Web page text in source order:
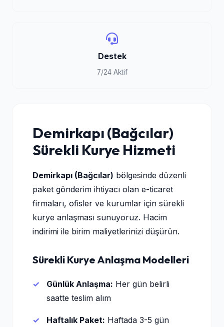
Destek
7/24 Aktif
Demirkapı (Bağcılar)
Sürekli Kurye Hizmeti
Demirkapı (Bağcılar) bölgesinde düzenli
paket gönderim ihtiyacı olan e-ticaret
firmaları, ofisler ve kurumlar için sürekli
kurye anlaşması sunuyoruz. Hacim
indirimi ile birim maliyetlerinizi düşürün.
Sürekli Kurye Anlaşma Modelleri
Günlük Anlaşma: Her gün belirli
saatte teslim alım
Haftalık Paket: Haftada 3-5 gün